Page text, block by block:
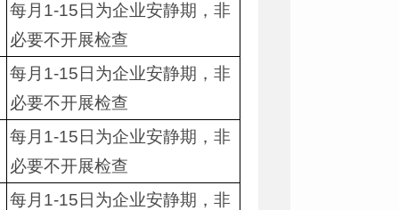
每月1-15日为企业安静期，非
必要不开展检查
每月1-15日为企业安静期，非
必要不开展检查
每月1-15日为企业安静期，非
必要不开展检查
每月1-15日为企业安静期，非